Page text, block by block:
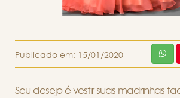
Publicado em: 15/01/2020
Seu desejo é vestir suas madrinhas